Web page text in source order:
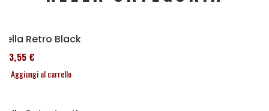
Sella Retro Black
173,55 €
Aggiungi al carrello